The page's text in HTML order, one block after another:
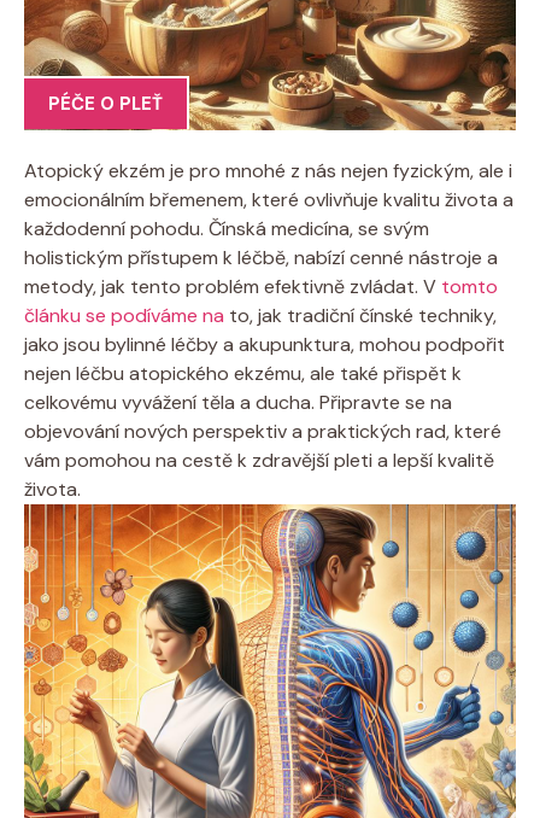
PÉČE O PLEŤ
Atopický ekzém je pro mnohé z nás⁢ nejen fyzickým, ‌ale i
emocionálním‌ břemenem,⁢ které ovlivňuje kvalitu života a
každodenní pohodu. Čínská medicína, se svým
holistickým přístupem k léčbě,​ nabízí ⁢cenné nástroje a
metody,⁣ jak ‌tento problém efektivně ⁤zvládat. V tomto‌
článku se podíváme na to,‌ jak tradiční ​čínské techniky,
jako jsou bylinné léčby a ​akupunktura, mohou podpořit
nejen léčbu ​atopického ekzému, ⁣ale také přispět k
celkovému vyvážení těla a ducha. Připravte se na
objevování nových perspektiv a praktických rad, které
vám pomohou na cestě ⁤k zdravější pleti a lepší kvalitě
života.